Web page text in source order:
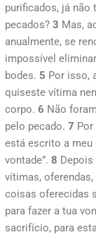
purificados, já não
pecados? 3 Mas,
anualmente, se
impossível
bodes. 5 Por isso,
quiseste vítima
corpo. 6 Não
pelo pecado. 7
está escrito a meu
vontade”. 8 Depois
vítimas,
coisas oferecidas
para fazer a tua
sacrifício, para